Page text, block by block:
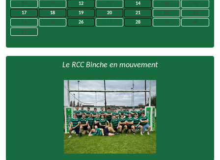
10
11 12 13 14 15
16
17
18 19 20 21 22
23
24
25 26 27 28 29
30
31
Le RCC Binche en mouvement